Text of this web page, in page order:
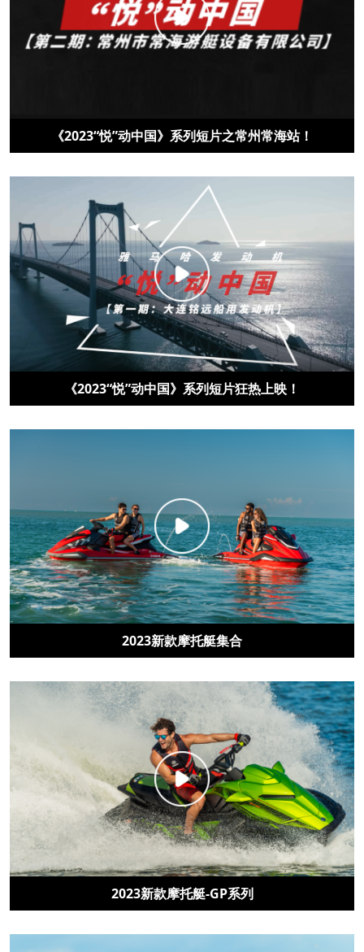
《2023“悦”动中国》系列短片之常州常海站！
《2023“悦”动中国》系列短片狂热上映！
2023新款摩托艇集合
2023新款摩托艇-GP系列